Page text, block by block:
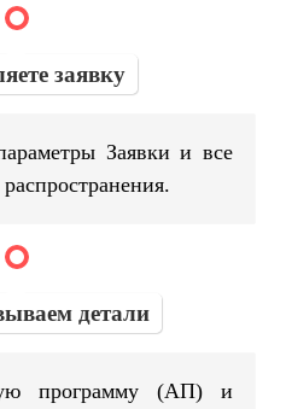
заявку
Заявки и все
детали
программу (АП) и